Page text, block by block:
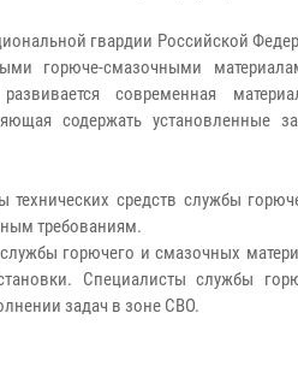
гвардии Российской
горюче-смазочными
современная
содержать установленные
средств службы
требованиям.
горючего и смазочных
Специалисты службы
задач в зоне СВО.